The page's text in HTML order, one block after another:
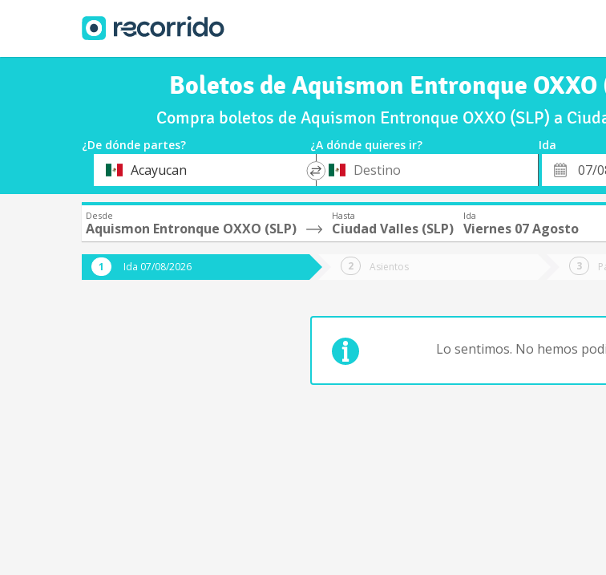
Boletos de Aquismon Entronque
Compra boletos de Aquismon Entronque OXXO (SLP) a
¿De dónde partes? ¿A dónde quieres ir? Ida
OrigenAcayucan
*
Destino
Fecha
de
Desde
Aquismon Entronque OXXO (SLP)
Hasta
Ciudad Valles (SLP)
Ida
Viernes 07 Agosto
Ida 07/08/2026 Asientos
Lo sentimos. No hemos